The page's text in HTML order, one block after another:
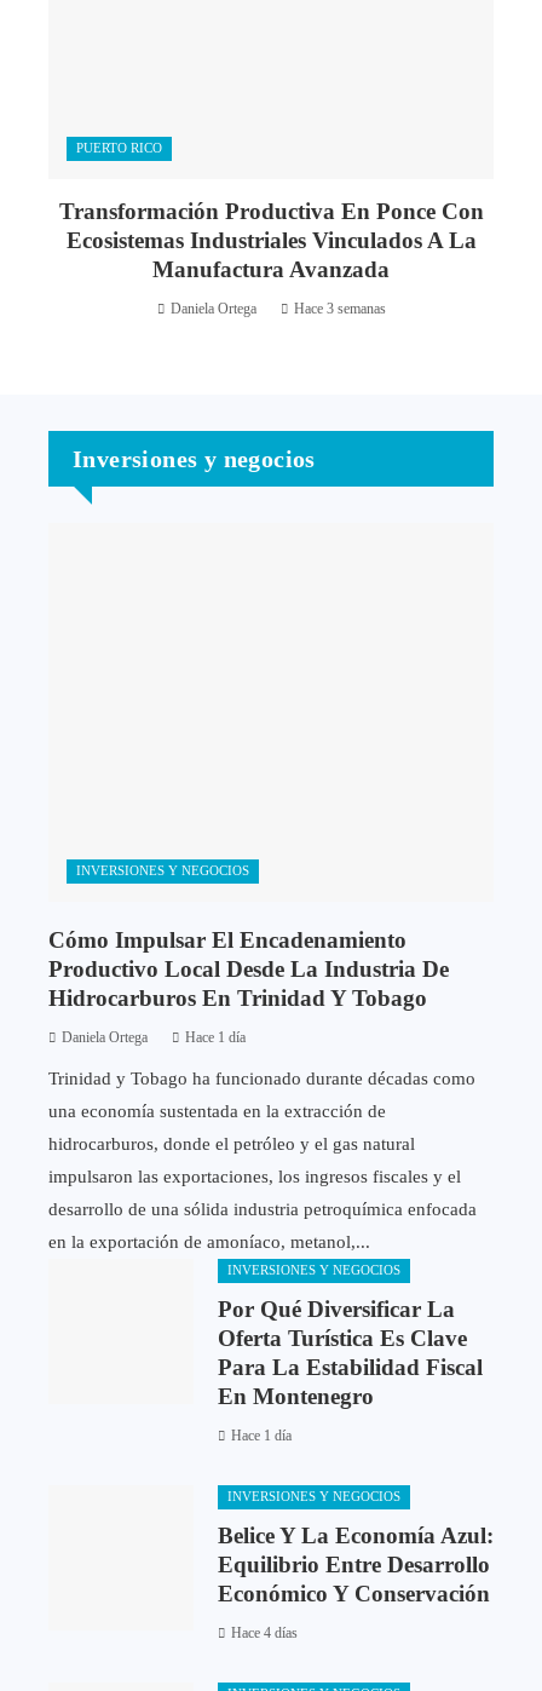
PUERTO RICO
Transformación Productiva En Ponce Con
Ecosistemas Industriales Vinculados A La
Manufactura Avanzada
Daniela Ortega Hace 3 semanas
Inversiones y negocios
INVERSIONES Y NEGOCIOS
Cómo Impulsar El Encadenamiento
Productivo Local Desde La Industria De
Hidrocarburos En Trinidad Y Tobago
Daniela Ortega Hace 1 día
Trinidad y Tobago ha funcionado durante décadas como
una economía sustentada en la extracción de
hidrocarburos, donde el petróleo y el gas natural
impulsaron las exportaciones, los ingresos fiscales y el
desarrollo de una sólida industria petroquímica enfocada
en la exportación de amoníaco, metanol,...
INVERSIONES Y NEGOCIOS
Por Qué Diversificar La
Oferta Turística Es Clave
Para La Estabilidad Fiscal
En Montenegro
Hace 1 día
INVERSIONES Y NEGOCIOS
Belice Y La Economía Azul:
Equilibrio Entre Desarrollo
Económico Y Conservación
Hace 4 días